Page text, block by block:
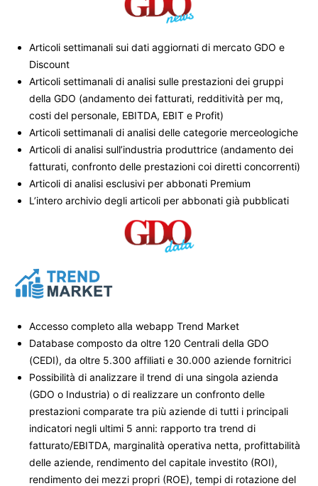
Articoli settimanali sui dati aggiornati di mercato GDO e
Discount
Articoli settimanali di analisi sulle prestazioni dei gruppi
della GDO (andamento dei fatturati, redditività per mq,
costi del personale, EBITDA, EBIT e Profit)
Articoli settimanali di analisi delle categorie merceologiche
Articoli di analisi sull’industria produttrice (andamento dei
fatturati, confronto delle prestazioni coi diretti concorrenti)
Articoli di analisi esclusivi per abbonati Premium
L’intero archivio degli articoli per abbonati già pubblicati
Accesso completo alla webapp Trend Market
Database composto da oltre 120 Centrali della GDO
(CEDI), da oltre 5.300 affiliati e 30.000 aziende fornitrici
Possibilità di analizzare il trend di una singola azienda
(GDO o Industria) o di realizzare un confronto delle
prestazioni comparate tra più aziende di tutti i principali
indicatori negli ultimi 5 anni: rapporto tra trend di
fatturato/EBITDA, marginalità operativa netta, profittabilità
delle aziende, rendimento del capitale investito (ROI),
rendimento dei mezzi propri (ROE), tempi di rotazione del